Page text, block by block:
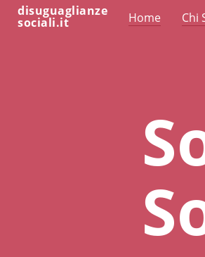
disuguaglianze
sociali.it Home Chi